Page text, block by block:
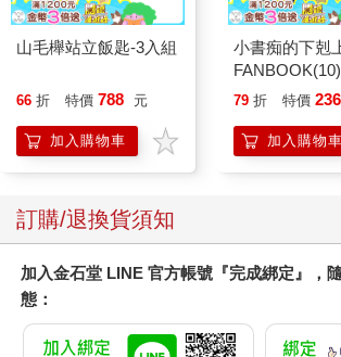
山毛櫸站立飯匙-3入組
66 折 特價 788 元
加入購物車
小書痴的下剋
成為圖書管理
79 折 特價 236
加入購物車
訂購/退換貨須知
加入金石堂 LINE 官方帳號『完成綁定』，
態：